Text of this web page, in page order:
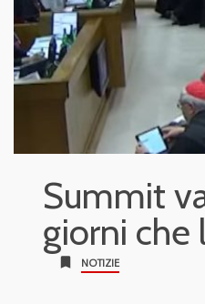
Summit
giorni che
bookmark NOTIZIE